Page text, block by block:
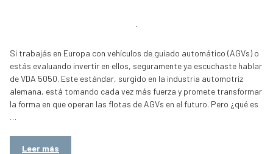
Si trabajás en Europa con vehículos de guiado automático (AGVs) o
estás evaluando invertir en ellos, seguramente ya escuchaste hablar
de VDA 5050. Este estándar, surgido en la industria automotriz
alemana, está tomando cada vez más fuerza y promete transformar
la forma en que operan las flotas de AGVs en el futuro. Pero ¿qué es
…
Leer más